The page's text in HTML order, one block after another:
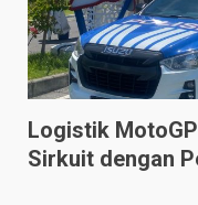
Logistik
Sirkuit dengan